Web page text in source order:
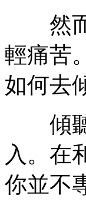
然而
輕痛苦
如何去
傾聽
入。在
你並不